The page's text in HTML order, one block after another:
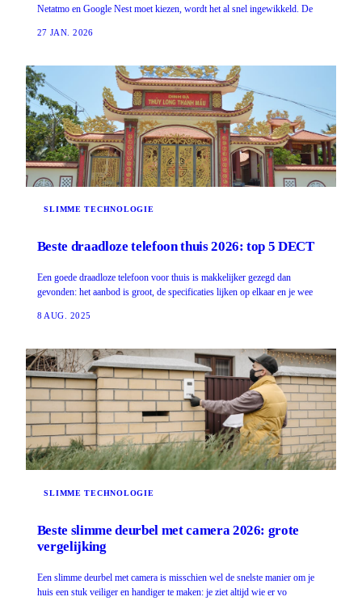
Netatmo en Google Nest moet kiezen, wordt het al snel ingewikkeld. De
27 JAN. 2026
SLIMME TECHNOLOGIE
Beste draadloze telefoon thuis 2026: top 5 DECT
Een goede draadloze telefoon voor thuis is makkelijker gezegd dan
gevonden: het aanbod is groot, de specificaties lijken op elkaar en je wee
8 AUG. 2025
SLIMME TECHNOLOGIE
Beste slimme deurbel met camera 2026: grote
vergelijking
Een slimme deurbel met camera is misschien wel de snelste manier om je
huis een stuk veiliger en handiger te maken: je ziet altijd wie er vo